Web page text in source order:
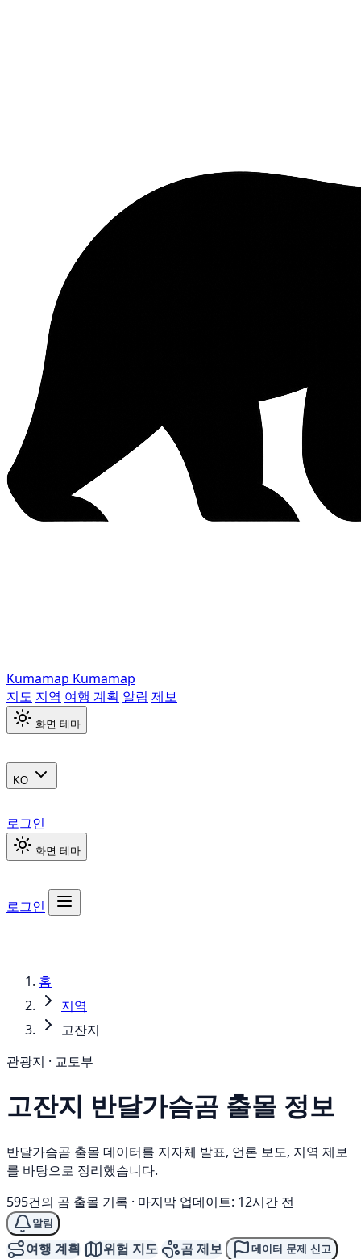
Kumamap Kumamap
지도 지역 여행 계획 알림 제보
화면 테마
KO
로그인
화면 테마
로그인
홈
지역
고잔지
관광지 · 교토부
고잔지 반달가슴곰 출몰 정보
반달가슴곰 출몰 데이터를 지자체 발표, 언론 보도, 지역 제보
를 바탕으로 정리했습니다.
595건의 곰 출몰 기록 · 마지막 업데이트: 12시간 전
알림
여행 계획 위험 지도 곰 제보 데이터 문제 신고